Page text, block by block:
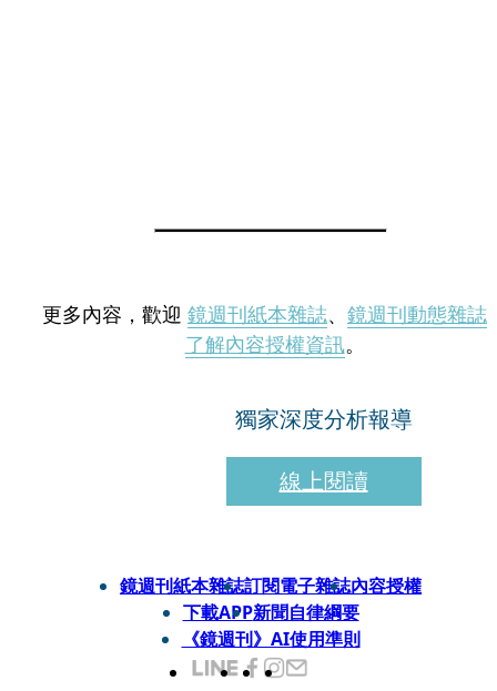
更多內容，歡迎 鏡週刊紙本雜誌、 鏡週刊動態雜誌
了解內容授權資訊。
獨家深度分析報導
線上閱讀
鏡週刊紙本雜誌訂閱電子雜誌內容授權
下載APP新聞自律綱要
《鏡週刊》AI使用準則